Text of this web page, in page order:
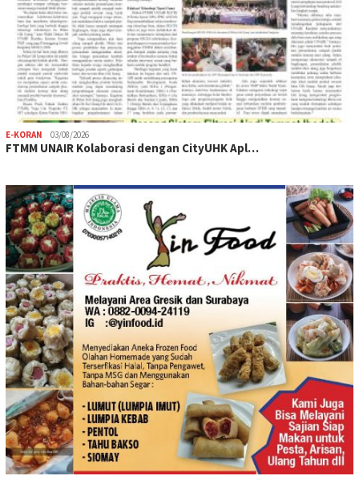
E-KORAN 03/08/2026
FTMM UNAIR Kolaborasi dengan CityUHK Apl…